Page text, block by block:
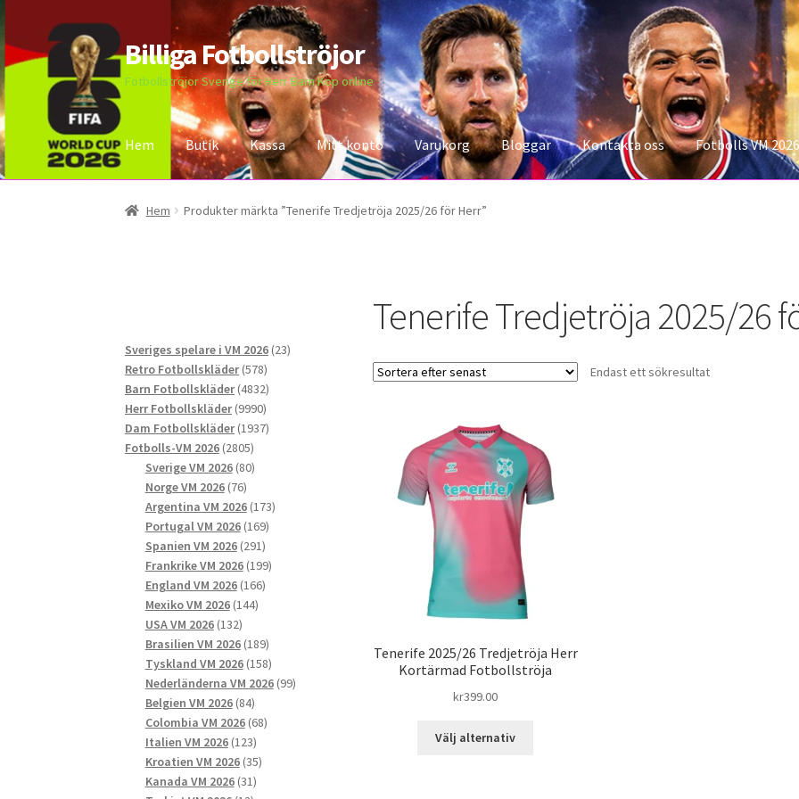
Hoppa
till
navigering
Hoppa
till
innehåll
Billiga Fotbollströjor
Fotbollströjor Sverige för Herr Barn Köp online
Hem Butik Kassa Mitt konto Varukorg Bloggar Kontakta oss Fotbolls VM 2026
Hem Bloggar Butik Kassa Kontakta oss Mitt kontoStorleksguiden
Hem Produkter märkta ”Tenerife Tredjetröja 2025/26 för Herr”
Tenerife Tredjetröja 2025/26
Endast ett sökresultat
Tenerife 2025/26 Tredjetröja Herr
Kortärmad Fotbollströja
kr399.00
Välj alternativ
Sveriges spelare i VM 2026 2323
Retro Fotbollskläder 578578
produkter
Barn Fotbollskläder 48324832
produkter
Herr Fotbollskläder 99909990
produkter
Dam Fotbollskläder 19371937
Fotbolls-VM 2026 28052805
produkter
Sverige VM 2026 8080
Norge VM 2026 7676
produkter
Argentina VM 2026 173173
Portugal VM 2026 169169
produkter
Spanien VM 2026 291291
produkter
Frankrike VM 2026 199199
England VM 2026 166166
Mexiko VM 2026 144144
USA VM 2026 132132
produkter
Brasilien VM 2026 189189
produkter
Tyskland VM 2026 158158
produkter
Nederländerna VM 2026 9999
Belgien VM 2026 8484
produkter
Colombia VM 2026 6868
Italien VM 2026 123123
produkter
Kroatien VM 2026 3535
Kanada VM 2026 3131